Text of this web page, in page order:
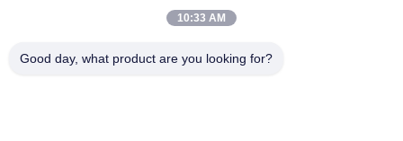
Μέθοδος αποστείρωσης μικροκυμάτων Κούπα μωρού για 0-6
Φιαλάκι μωρού από πολυπροπυλένιο 6 ουγγιών χωρίς BPA
10:33 AM
Good day, what product are you looking for?